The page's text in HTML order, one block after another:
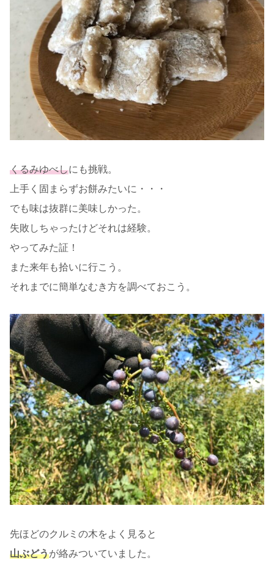
くるみゆべしにも挑戦。
上手く固まらずお餅みたいに・・・
でも味は抜群に美味しかった。
失敗しちゃったけどそれは経験。
やってみた証！
また来年も拾いに行こう。
それまでに簡単なむき方を調べておこう。
先ほどのクルミの木をよく見ると
山ぶどうが絡みついていました。